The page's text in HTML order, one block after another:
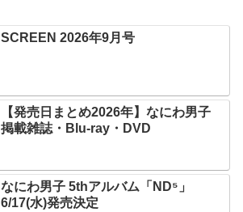
SCREEN 2026年9月号
【発売日まとめ2026年】なにわ男子
掲載雑誌・Blu-ray・DVD
なにわ男子 5thアルバム「ND⁵」
6/17(水)発売決定